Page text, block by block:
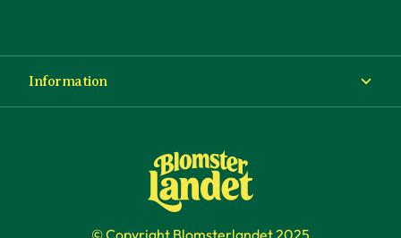
Information
Köp- och leveransvillkor
© Copyright Blomsterlandet 2025